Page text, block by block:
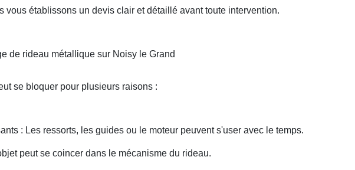
vous établissons un devis clair et détaillé avant toute intervention.
de rideau métallique sur Noisy le Grand
se bloquer pour plusieurs raisons :
: Les ressorts, les guides ou le moteur peuvent s'user avec le temps.
peut se coincer dans le mécanisme du rideau.